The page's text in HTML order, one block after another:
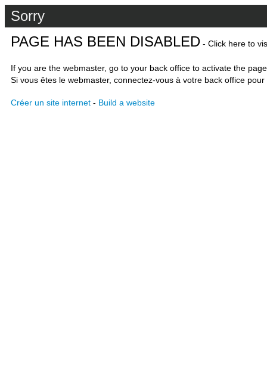
Sorry
PAGE HAS BEEN DISABLED - Click here to
If you are the webmaster, go to your back office to activate the
Si vous êtes le webmaster, connectez-vous à votre back office
Créer un site internet - Build a website